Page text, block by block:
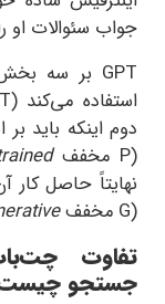
جواب سئوالات او
GPT بر سه بخش
استفاده می‌کند (T
دوم اینکه باید
(
P مخفف
نهایتاً حاصل
(
G مخفف
تفاوت
جستجو